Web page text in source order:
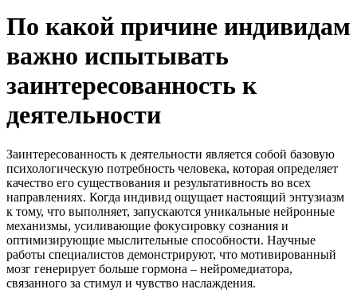
По какой причине индивидам
важно испытывать
заинтересованность к
деятельности
Заинтересованность к деятельности является собой базовую
психологическую потребность человека, которая определяет
качество его существования и результативность во всех
направлениях. Когда индивид ощущает настоящий энтузиазм
к тому, что выполняет, запускаются уникальные нейронные
механизмы, усиливающие фокусировку сознания и
оптимизирующие мыслительные способности. Научные
работы специалистов демонстрируют, что мотивированный
мозг генерирует больше гормона – нейромедиатора,
связанного за стимул и чувство наслаждения.